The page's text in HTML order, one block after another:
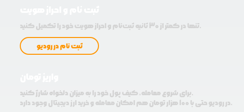
تنها در کمتر از 30 ثانیه ثبت‌نام و احراز هویت خود را تکمیل کنید.
ثبت نام در رودیو
برای شروع معامله، کیف پول خود را به میزان دلخواه شارژ کنید.
در رودیو حتی با 100 هزار تومان هم امکان معامله و خرید ارز دیجیتال وجود دارد.